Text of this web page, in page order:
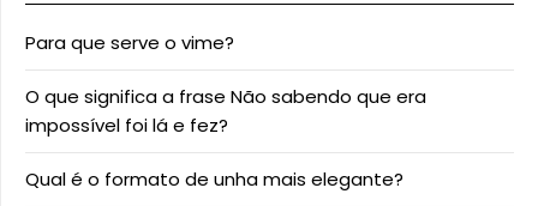
Para que serve o vime?
O que significa a frase Não sabendo que era
impossível foi lá e fez?
Qual é o formato de unha mais elegante?